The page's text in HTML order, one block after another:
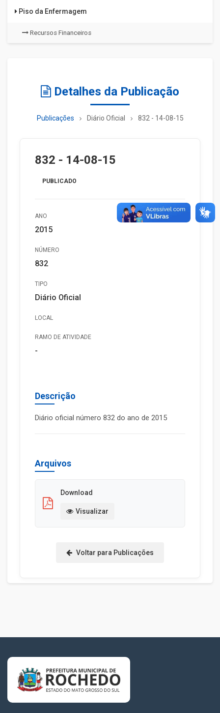
Piso da Enfermagem
Recursos Financeiros
Detalhes da Publicação
Publicações Diário Oficial 832 - 14-08-15
832 - 14-08-15
PUBLICADO
ANO
2015
NÚMERO
832
TIPO
Diário Oficial
LOCAL
RAMO DE ATIVIDADE
-
Descrição
Diário oficial número 832 do ano de 2015
Arquivos
Download
Visualizar
Voltar para Publicações